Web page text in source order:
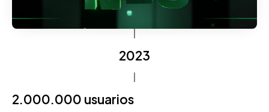
2023
2.000.000 usuarios